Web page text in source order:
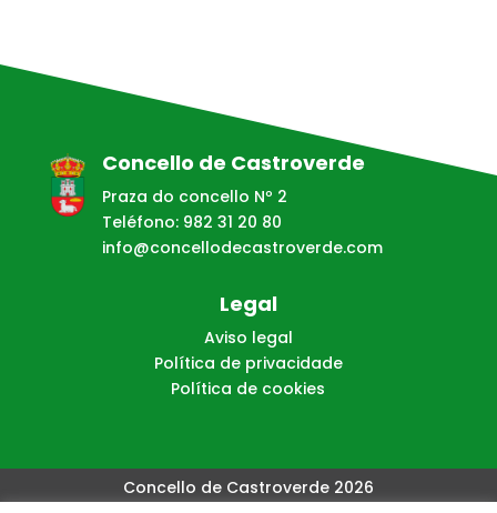
Concello de Castroverde
Praza do concello Nº 2
Teléfono: 982 31 20 80
info@concellodecastroverde.com
Legal
Aviso legal
Política de privacidade
Política de cookies
Concello de Castroverde 2026